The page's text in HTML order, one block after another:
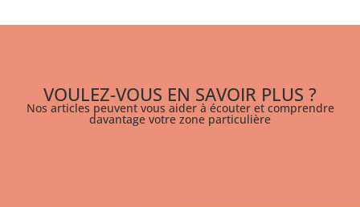
VOULEZ-VOUS EN SAVOIR PLUS ?
Nos articles peuvent vous aider à écouter et comprendre
davantage votre zone particulière